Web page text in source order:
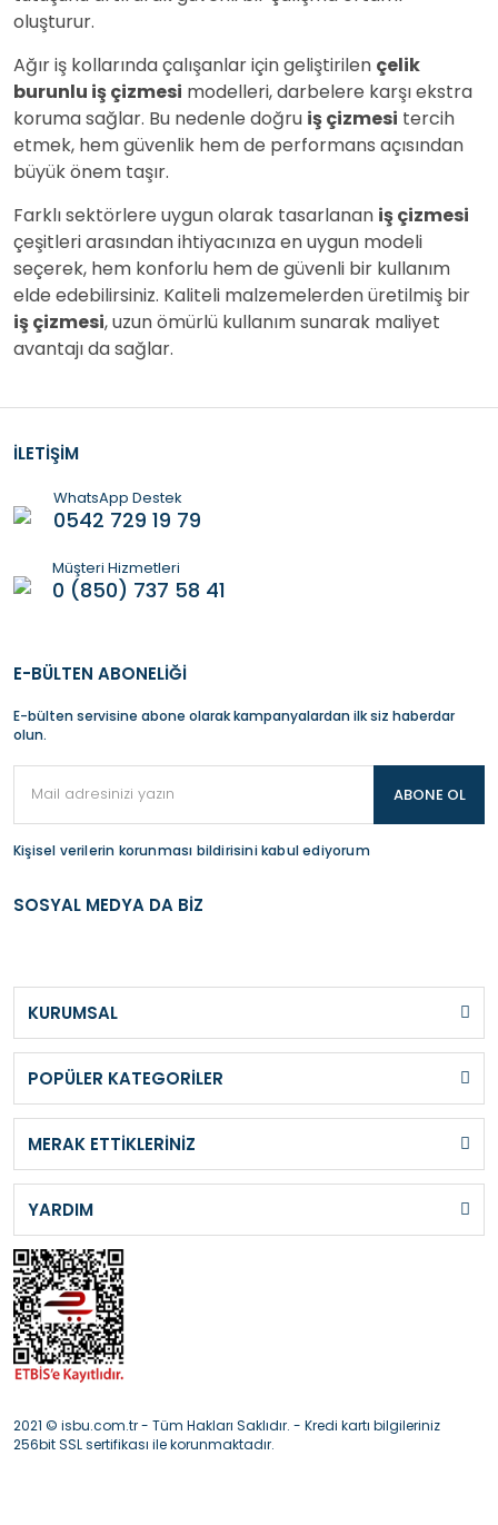
oluşturur.
Ağır iş kollarında çalışanlar için geliştirilen çelik
burunlu iş çizmesi modelleri, darbelere karşı ekstra
koruma sağlar. Bu nedenle doğru iş çizmesi tercih
etmek, hem güvenlik hem de performans açısından
büyük önem taşır.
Farklı sektörlere uygun olarak tasarlanan iş çizmesi
çeşitleri arasından ihtiyacınıza en uygun modeli
seçerek, hem konforlu hem de güvenli bir kullanım
elde edebilirsiniz. Kaliteli malzemelerden üretilmiş bir
iş çizmesi, uzun ömürlü kullanım sunarak maliyet
avantajı da sağlar.
İLETİŞİM
WhatsApp Destek
0542 729 19 79
Müşteri Hizmetleri
0 (850) 737 58 41
E-BÜLTEN ABONELİĞİ
E-bülten servisine abone olarak kampanyalardan ilk siz haberdar
olun.
ABONE OL
Kişisel verilerin korunması bildirisini kabul ediyorum
SOSYAL MEDYA DA BİZ
KURUMSAL
POPÜLER KATEGORİLER
MERAK ETTİKLERİNİZ
YARDIM
2021 © isbu.com.tr - Tüm Hakları Saklıdır. - Kredi kartı bilgileriniz
256bit SSL sertifikası ile korunmaktadır.